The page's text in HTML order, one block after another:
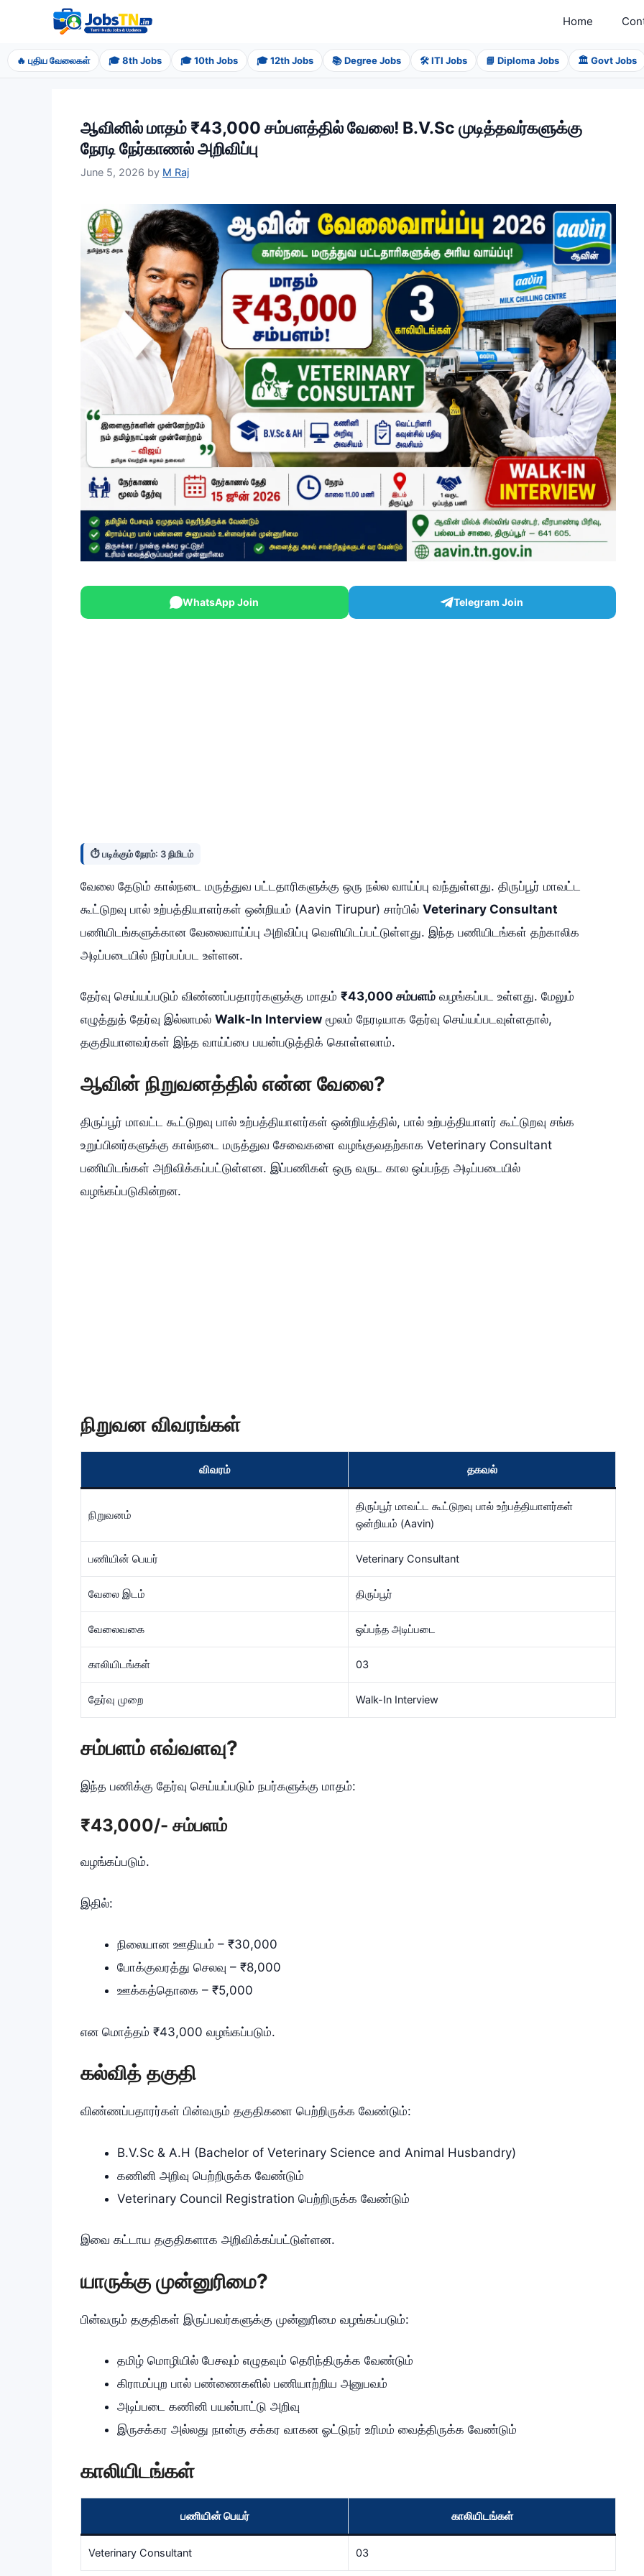
content
Home
🔥 புதிய வேலைகள் 🎓 8th Jobs 🎓 10th Jobs 🎓 12th Jobs 📚 Degree Jobs 🛠️ ITI Jobs 📘 Diploma Jobs 🏛️ Govt Jobs
ஆவினில் மாதம் ₹43,000 சம்பளத்தில் வேலை! B.V.Sc முடித்தவர்களுக்கு
நேரடி நேர்காணல் அறிவிப்பு
June 5, 2026 by M Raj
WhatsApp Join Telegram Join
⏱️ படிக்கும் நேரம்: 3 நிமிடம்
வேலை தேடும் கால்நடை மருத்துவ பட்டதாரிகளுக்கு ஒரு நல்ல வாய்ப்பு வந்துள்ளது. திருப்பூர் மாவட்ட
கூட்டுறவு பால் உற்பத்தியாளர்கள் ஒன்றியம் (Aavin Tirupur) சார்பில் Veterinary Consultant
பணியிடங்களுக்கான வேலைவாய்ப்பு அறிவிப்பு வெளியிடப்பட்டுள்ளது. இந்த பணியிடங்கள் தற்காலிக
அடிப்படையில் நிரப்பப்பட உள்ளன.
தேர்வு செய்யப்படும் விண்ணப்பதாரர்களுக்கு மாதம் ₹43,000 சம்பளம் வழங்கப்பட உள்ளது. மேலும்
எழுத்துத் தேர்வு இல்லாமல் Walk-In Interview மூலம் நேரடியாக தேர்வு செய்யப்படவுள்ளதால்,
தகுதியானவர்கள் இந்த வாய்ப்பை பயன்படுத்திக் கொள்ளலாம்.
ஆவின் நிறுவனத்தில் என்ன வேலை?
திருப்பூர் மாவட்ட கூட்டுறவு பால் உற்பத்தியாளர்கள் ஒன்றியத்தில், பால் உற்பத்தியாளர் கூட்டுறவு சங்க
உறுப்பினர்களுக்கு கால்நடை மருத்துவ சேவைகளை வழங்குவதற்காக Veterinary Consultant
பணியிடங்கள் அறிவிக்கப்பட்டுள்ளன. இப்பணிகள் ஒரு வருட கால ஒப்பந்த அடிப்படையில்
வழங்கப்படுகின்றன.
நிறுவன விவரங்கள்
விவரம் தகவல்
நிறுவனம்
திருப்பூர் மாவட்ட கூட்டுறவு பால் உற்பத்தியாளர்கள்
ஒன்றியம் (Aavin)
பணியின் பெயர் Veterinary Consultant
வேலை இடம் திருப்பூர்
வேலைவகை ஒப்பந்த அடிப்படை
காலியிடங்கள் 03
தேர்வு முறை Walk-In Interview
சம்பளம் எவ்வளவு?
இந்த பணிக்கு தேர்வு செய்யப்படும் நபர்களுக்கு மாதம்:
₹43,000/- சம்பளம்
வழங்கப்படும்.
இதில்:
நிலையான ஊதியம் – ₹30,000
போக்குவரத்து செலவு – ₹8,000
ஊக்கத்தொகை – ₹5,000
என மொத்தம் ₹43,000 வழங்கப்படும்.
கல்வித் தகுதி
விண்ணப்பதாரர்கள் பின்வரும் தகுதிகளை பெற்றிருக்க வேண்டும்:
B.V.Sc & A.H (Bachelor of Veterinary Science and Animal Husbandry)
கணினி அறிவு பெற்றிருக்க வேண்டும்
Veterinary Council Registration பெற்றிருக்க வேண்டும்
இவை கட்டாய தகுதிகளாக அறிவிக்கப்பட்டுள்ளன.
யாருக்கு முன்னுரிமை?
பின்வரும் தகுதிகள் இருப்பவர்களுக்கு முன்னுரிமை வழங்கப்படும்:
தமிழ் மொழியில் பேசவும் எழுதவும் தெரிந்திருக்க வேண்டும்
கிராமப்புற பால் பண்ணைகளில் பணியாற்றிய அனுபவம்
அடிப்படை கணினி பயன்பாட்டு அறிவு
இருசக்கர அல்லது நான்கு சக்கர வாகன ஓட்டுநர் உரிமம் வைத்திருக்க வேண்டும்
காலியிடங்கள்
பணியின் பெயர் காலியிடங்கள்
Veterinary Consultant 03